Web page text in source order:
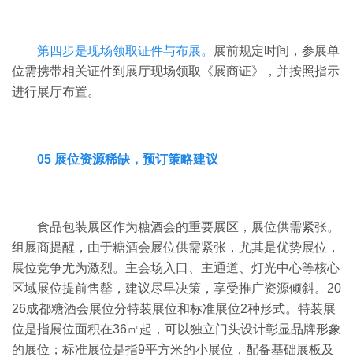
第四步是现场领取证件与布展。
展前规定时间，参展单
位需携带相关证件到展厅现场领取《展商证》，并按照指示
进行展厅布置。
05 展位资源稀缺，预订策略建议
食品包装展区作为糖酒会的重要展区，展位供需紧张。
组展商提醒，由于糖酒会展位供需紧张，尤其是优势展位，
展位竞争尤为激烈。 主会场入口、主通道、灯光中心等核心
区域展位提前售罄，建议尽早决策，享受推广资源倾斜。20
26成都糖酒会展位分特装展位和标准展位2种形式。特装展
位是指展位面积在36㎡起，可以独立门头设计彰显品牌形象
的展位；标准展位是指9平方米的小展位，配备基础展板及